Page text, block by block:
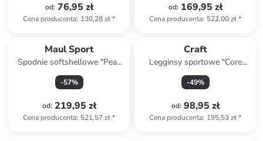
od: 76,95 zł
Cena producenta: 130,28 zł*
od: 169,95 zł
Cena producenta: 522,00 zł*
Maul Sport
Spodnie softshellowe "Peak
Perle" w kolorze morskim
-57%
od: 219,95 zł
Cena producenta: 521,57 zł*
Craft
Legginsy sportowe "Core
Essence" w kolorze czarnym
-49%
od: 98,95 zł
Cena producenta: 195,53 zł*